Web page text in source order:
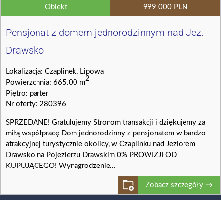
Obiekt 999 000 PLN
Pensjonat z domem jednorodzinnym nad Jez.
Drawsko
Lokalizacja: Czaplinek, Lipowa
Powierzchnia: 665.00 m2
Piętro: parter
Nr oferty: 280396
SPRZEDANE! Gratulujemy Stronom transakcji i dziękujemy za
miłą współpracę Dom jednorodzinny z pensjonatem w bardzo
atrakcyjnej turystycznie okolicy, w Czaplinku nad Jeziorem
Drawsko na Pojezierzu Drawskim 0% PROWIZJI OD
KUPUJĄCEGO! Wynagrodzenie...
Zobacz szczegóły →